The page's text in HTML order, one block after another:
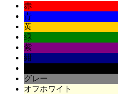
赤
青
黄
緑
紫
紺
グレー
オフホワイト